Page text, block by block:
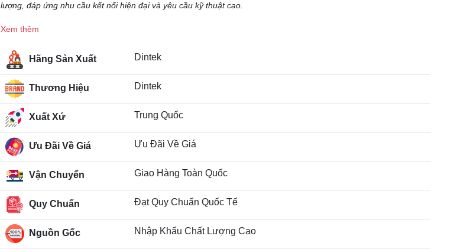
lượng, đáp ứng nhu cầu kết nối hiện đại và yêu cầu kỹ thuật cao.
Xem thêm
Hãng Sản Xuất Dintek
Thương Hiệu Dintek
Xuất Xứ Trung Quốc
Ưu Đãi Về Giá Ưu Đãi Về Giá
Vận Chuyển Giao Hàng Toàn Quốc
Quy Chuẩn Đạt Quy Chuẩn Quốc Tế
Nguồn Gốc Nhập Khẩu Chất Lượng Cao